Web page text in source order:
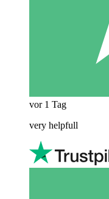
vor 1 Tag
very helpfull